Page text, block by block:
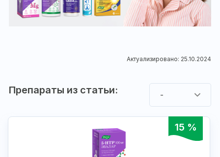
Актуализировано: 25.10.2024
Препараты из статьи: -
15 %